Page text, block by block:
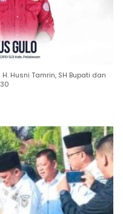
Husni Tamrin, SH Bupati dan